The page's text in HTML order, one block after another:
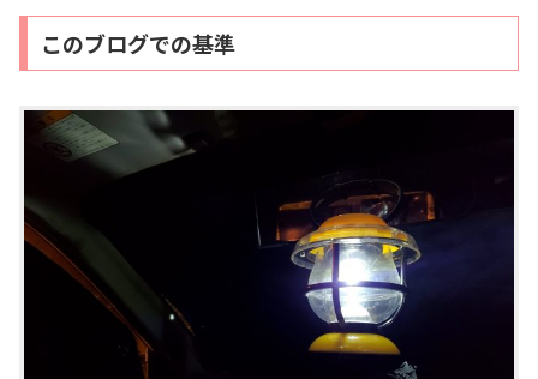
このブログでの基準